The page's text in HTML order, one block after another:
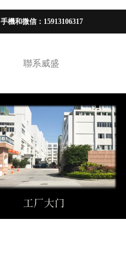
手機和微信：15913106317
聯系威盛